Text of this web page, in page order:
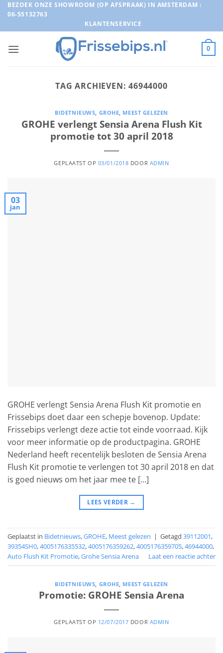
Ga
naar
inhoud
BEZOEK ONZE SHOWROOM (OP AFSPRAAK) IN AMSTERDAM :
06-55132763
KLANTENSERVICE
0
TAG ARCHIEVEN:46944000
BIDETNIEUWS, GROHE, MEEST GELEZEN
GROHE verlengt Sensia Arena Flush Kit
promotie tot 30 april 2018
GEPLAATST OP 03/01/2018 DOOR ADMIN
03
jan
GROHE verlengt Sensia Arena Flush Kit promotie en
Frissebips doet daar een schepje bovenop. Update:
Frissebips verlengt deze actie tot einde voorraad. Kijk
voor meer informatie op de productpagina. GROHE
Nederland heeft recentelijk besloten de Sensia Arena
Flush Kit promotie te verlengen tot 30 april 2018 en dat
is goed nieuws om het jaar mee te […]
LEES VERDER →
Geplaatst in Bidetnieuws,GROHE, Meest gelezen | Getagd 39112001,
39354SH0,4005176335532,4005176359262,4005176359705,46944000,
Auto Flush Kit Promotie,Grohe Sensia Arena Laat een reactie achter
BIDETNIEUWS GROHE MEEST GELEZEN
Promotie: GROHE Sensia Arena
GEPLAATST OP 12/07/2017 DOOR ADMIN